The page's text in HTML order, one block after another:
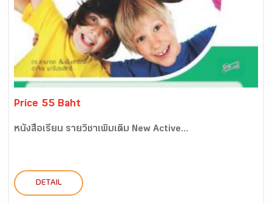
Price 55 Baht
หนังสือเรียน รายวิชาเพิ่มเติม New Active...
DETAIL